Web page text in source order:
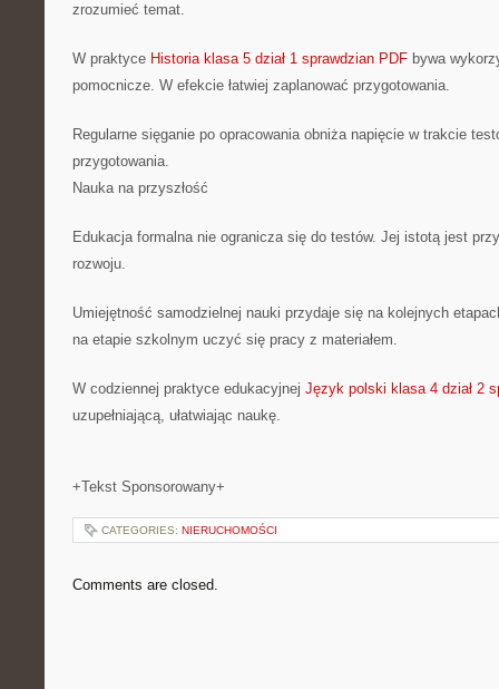
zrozumieć temat.
W praktyce Historia klasa 5 dział 1 sprawdzian PDF bywa
pomocnicze. W efekcie łatwiej zaplanować przygotowania.
Regularne sięganie po opracowania obniża napięcie w trakcie
przygotowania.
Nauka na przyszłość
Edukacja formalna nie ogranicza się do testów. Jej istotą jest
rozwoju.
Umiejętność samodzielnej nauki przydaje się na kolejnych
na etapie szkolnym uczyć się pracy z materiałem.
W codziennej praktyce edukacyjnej Język polski klasa 4 dział 2
uzupełniającą, ułatwiając naukę.
+Tekst Sponsorowany+
CATEGORIES: NIERUCHOMOŚCI
Comments are closed.